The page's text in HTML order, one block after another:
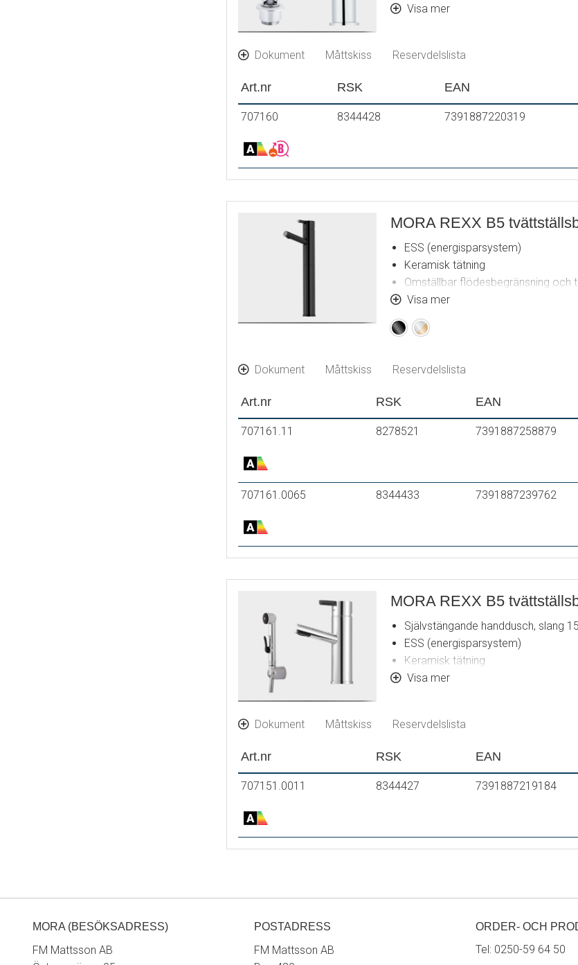
Omställbar flödesbegränsning och
Visa mer
Dokument Måttskiss Reservdelslista
Art.nr RSK EAN
707160 8344428 7391887220319
MORA REXX B5
ESS (energisparsystem)
Keramisk tätning
Omställbar flödesbegränsning och
Eco (energi- och
vid 2–6 bar)
Flexibla anslutningsrör i
Visa mer
SvartKrom
Guld
Dokument Måttskiss Reservdelslista
Art.nr RSK EAN
707161.11 8278521 7391887258879
707161.0065 8344433 7391887239762
MORA REXX B5
Självstängande handdusch, slang
ESS (energisparsystem)
Keramisk tätning
Omställbar flödesbegränsning och
Hålmått Ø32-37mm (Ø32-35 mm
Visa mer
Dokument Måttskiss Reservdelslista
Art.nr RSK EAN
707151.0011 8344427 7391887219184
MORA (BESÖKSADRESS)
FM Mattsson AB
POSTADRESS
FM Mattsson AB
ORDER- OCH
Tel: 0250-59 64 50